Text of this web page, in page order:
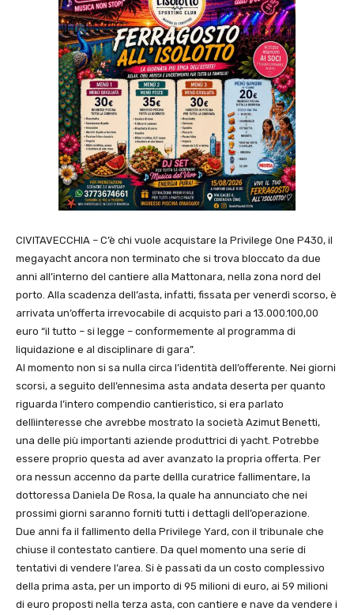
CIVITAVECCHIA – C’è chi vuole acquistare la Privilege One P430, il
megayacht ancora non terminato che si trova bloccato da due
anni all’interno del cantiere alla Mattonara, nella zona nord del
porto. Alla scadenza dell’asta, infatti, fissata per venerdì scorso, è
arrivata un’offerta irrevocabile di acquisto pari a 13.000.100,00
euro “il tutto – si legge – conformemente al programma di
liquidazione e al disciplinare di gara”.
Al momento non si sa nulla circa l’identità dell’offerente. Nei giorni
scorsi, a seguito dell’ennesima asta andata deserta per quanto
riguarda l’intero compendio cantieristico, si era parlato
dellìinteresse che avrebbe mostrato la società Azimut Benetti,
una delle più importanti aziende produttrici di yacht. Potrebbe
essere proprio questa ad aver avanzato la propria offerta. Per
ora nessun accenno da parte dellla curatrice fallimentare, la
dottoressa Daniela De Rosa, la quale ha annunciato che nei
prossimi giorni saranno forniti tutti i dettagli dell’operazione.
Due anni fa il fallimento della Privilege Yard, con il tribunale che
chiuse il contestato cantiere. Da quel momento una serie di
tentativi di vendere l’area. Si è passati da un costo complessivo
della prima asta, per un importo di 95 milioni di euro, ai 59 milioni
di euro proposti nella terza asta, con cantiere e nave da vendere i